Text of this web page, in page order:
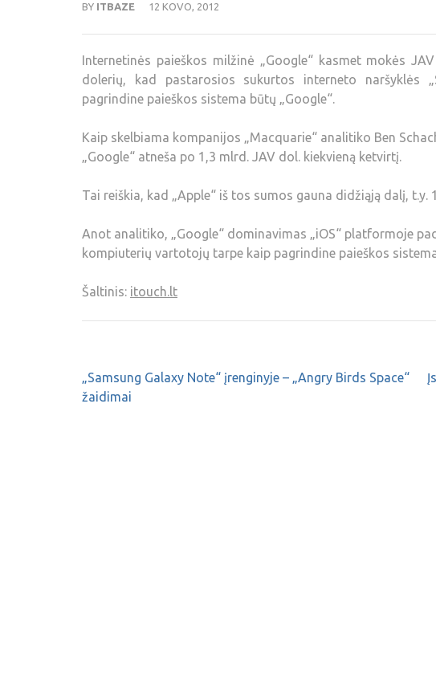
BY ITBAZE 12 KOVO, 2012
Internetinės paieškos milžinė „Google“ kasmet mokės
dolerių, kad pastarosios sukurtos interneto naršyklės
pagrindine paieškos sistema būtų „Google“.
Kaip skelbiama kompanijos „Macquarie“ analitiko Ben
„Google“ atneša po 1,3 mlrd. JAV dol. kiekvieną ketvirtį.
Tai reiškia, kad „Apple“ iš tos sumos gauna didžiąją dalį,
Anot analitiko, „Google“ dominavimas „iOS“ platformoje
kompiuterių vartotojų tarpe kaip pagrindine paieškos
Šaltinis: itouch.lt
„Samsung Galaxy Note“ įrenginyje – „Angry Birds Space“
žaidimai